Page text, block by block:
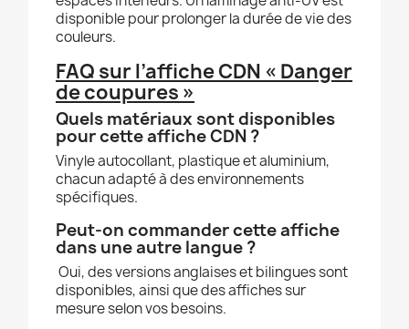
disponible pour prolonger la durée de vie des
couleurs.
FAQ sur l’affiche CDN « Danger
de coupures »
Quels matériaux sont disponibles
pour cette affiche CDN ?
Vinyle autocollant, plastique et aluminium,
chacun adapté à des environnements
spécifiques.
Peut-on commander cette affiche
dans une autre langue ?
Oui, des versions anglaises et bilingues sont
disponibles, ainsi que des affiches sur
mesure selon vos besoins.